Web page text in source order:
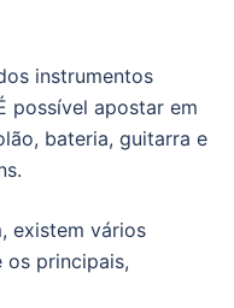
instrumentos
possível apostar em
bateria, guitarra e
existem vários
os principais,